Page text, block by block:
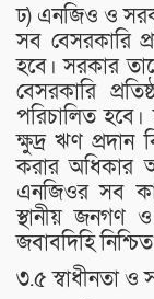
ঢ) এনজিও ও
সব বেসরকারি
হবে। সরকার
বেসরকারি
পরিচালিত হবে।
ক্ষুদ্র ঋণ প্রদান
করার অধিকার
এনজিওর সব
স্থানীয় জনগণ ও
জবাবদিহি
৩.৫ স্বাধীনতা ও